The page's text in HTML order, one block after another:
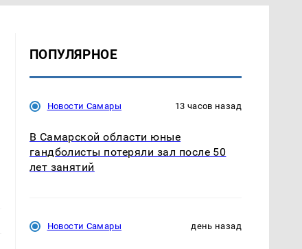
ПОПУЛЯРНОЕ
Новости Самары 13 часов назад
В Самарской области юные
гандболисты потеряли зал после 50
лет занятий
Новости Самары день назад